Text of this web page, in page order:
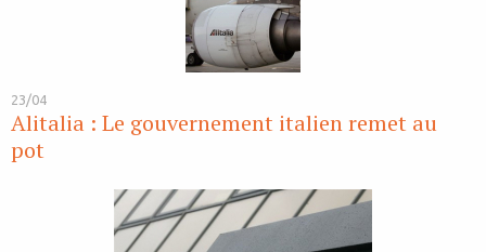
23/04
Alitalia : Le gouvernement italien remet au
pot